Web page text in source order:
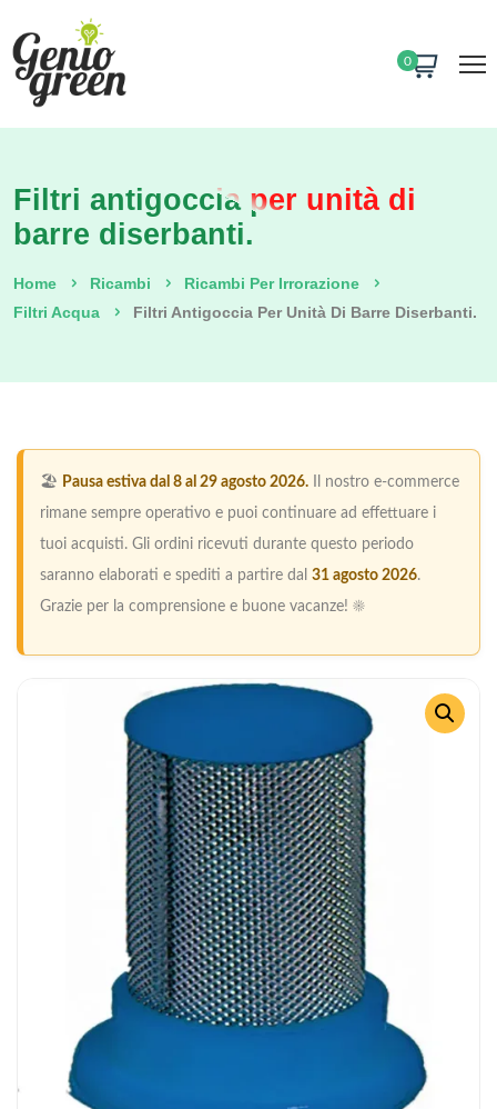
0
Filtri antigoccia per unità di
barre diserbanti.
Home Ricambi
Ricambi Per Irrorazione
Filtri Acqua
Filtri Antigoccia Per Unità Di Barre Diserbanti.
🏖️ Pausa estiva dal 8 al 29 agosto 2026. Il nostro e-commerce
rimane sempre operativo e puoi continuare ad effettuare i
tuoi acquisti. Gli ordini ricevuti durante questo periodo
saranno elaborati e spediti a partire dal 31 agosto 2026.
Grazie per la comprensione e buone vacanze! ☀️